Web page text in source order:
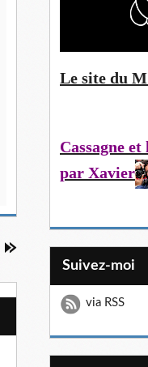
Le site du
Cassagne
par Xavier
Suivez-moi
via RSS